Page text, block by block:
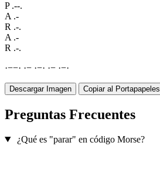
P .--.
A .-
R .-.
A .-
R .-.
·−−· ·− ·−· ·− ·−·
Descargar Imagen Copiar al Portapapeles
Preguntas Frecuentes
¿Qué es "parar" en código Morse?